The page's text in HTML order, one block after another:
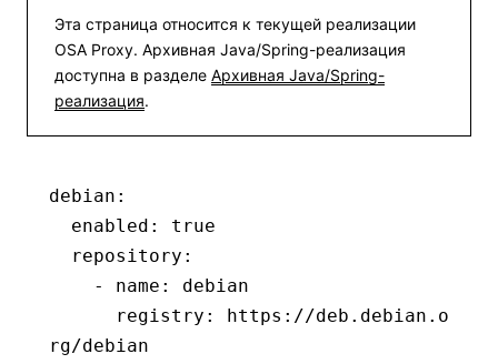
Эта страница относится к текущей реализации
OSA Proxy. Архивная Java/Spring-реализация
доступна в разделе Архивная Java/Spring-
реализация.
debian :
  enabled
:
true
  repository
:
    -
name :
debian
      registry
:
https://deb.debian.o
rg/debian